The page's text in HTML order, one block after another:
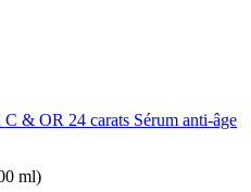
& OR 24 carats Sérum anti-âge
ml)